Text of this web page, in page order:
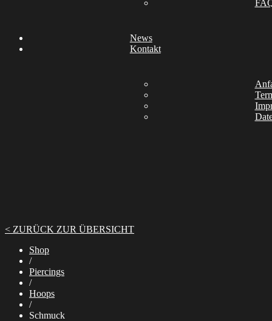
News
Kontakt
< ZURÜCK ZUR ÜBERSICHT
Shop
/
Piercings
/
Hoops
/
Schmuck